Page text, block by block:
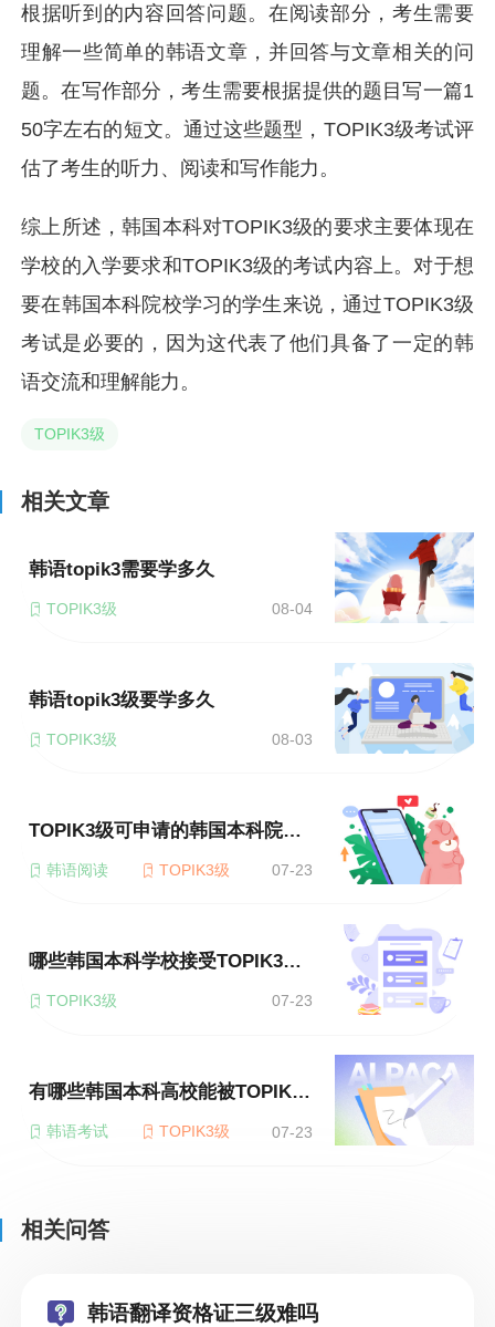
根据听到的内容回答问题。在阅读部分，考生需要
理解一些简单的韩语文章，并回答与文章相关的问
题。在写作部分，考生需要根据提供的题目写一篇1
50字左右的短文。通过这些题型，TOPIK3级考试评
估了考生的听力、阅读和写作能力。
综上所述，韩国本科对TOPIK3级的要求主要体现在
学校的入学要求和TOPIK3级的考试内容上。对于想
要在韩国本科院校学习的学生来说，通过TOPIK3级
考试是必要的，因为这代表了他们具备了一定的韩
语交流和理解能力。
TOPIK3级
相关文章
韩语topik3需要学多久
TOPIK3级 08-04
韩语topik3级要学多久
TOPIK3级 08-03
TOPIK3级可申请的韩国本科院校有哪几个
韩语阅读 TOPIK3级 07-23
哪些韩国本科学校接受TOPIK3级的申请
TOPIK3级 07-23
有哪些韩国本科高校能被TOPIK3级申请
韩语考试 TOPIK3级 07-23
相关问答
韩语翻译资格证三级难吗